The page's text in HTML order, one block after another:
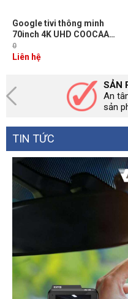
Google tivi thông minh
70inch 4K UHD COOCAA
70Y72 điều khiển bằng giọng
nói, màn hình LED
0
Liên hệ
SẢN
An
sản
TIN TỨC